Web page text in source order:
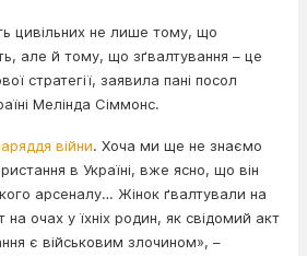
цивільних не лише тому, що
але й тому, що зґвалтування – це
стратегії, заявила пані посол
Мелінда Сіммонс.
війни. Хоча ми ще не знаємо
в Україні, вже ясно, що він
арсеналу… Жінок ґвалтували на
на очах у їхніх родин, як свідомий акт
є військовим злочином», –